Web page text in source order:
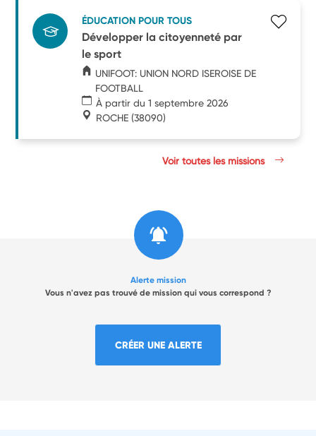
ÉDUCATION POUR TOUS
Développer la citoyenneté par
le sport
UNIFOOT: UNION NORD ISEROISE DE
FOOTBALL
À partir du 1 septembre 2026
ROCHE (38090)
Voir toutes les missions
Alerte mission
Vous n'avez pas trouvé de mission qui vous correspond ?
CRÉER UNE ALERTE